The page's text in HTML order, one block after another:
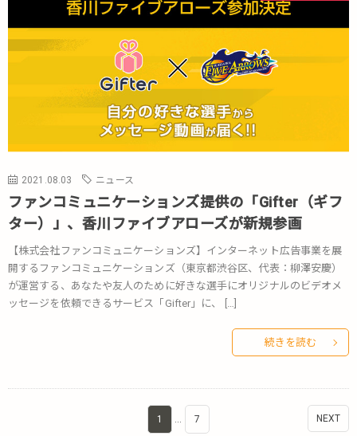
2021.08.03 ニュース
ファンコミュニケーションズ提供の「Gifter（ギフ
ター）」、香川ファイブアローズが新規参画
【株式会社ファンコミュニケーションズ】インターネット広告事業を展
開するファンコミュニケーションズ（東京都渋谷区、代表：柳澤安慶）
が運営する、あなたや友人のために好きな選手にオリジナルのビデオメ
ッセージを依頼できるサービス「Gifter」に、 […]
続きを読む
1 … 7 NEXT